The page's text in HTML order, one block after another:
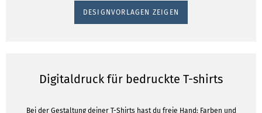
DESIGNVORLAGEN ZEIGEN
Digitaldruck für bedruckte T-shirts
Bei der Gestaltung deiner T-Shirts hast du freie Hand: Farben und